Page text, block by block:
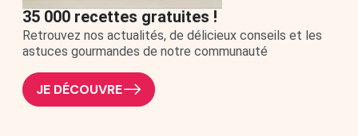
35 000 recettes gratuites !
Retrouvez nos actualités, de délicieux conseils et les
astuces gourmandes de notre communauté
JE DÉCOUVRE